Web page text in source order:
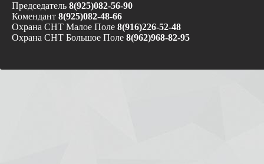
Председатель 8(925)082-56-90
Комендант 8(925)082-48-66
Охрана СНТ Малое Поле 8(916)226-52-48
Охрана СНТ Большое Поле 8(962)968-82-95